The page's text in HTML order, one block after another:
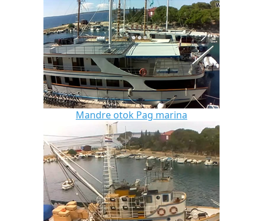
Mandre otok Pag marina